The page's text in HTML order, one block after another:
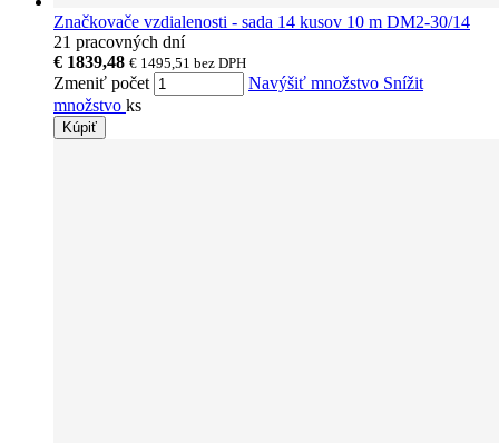
Značkovače vzdialenosti - sada 14 kusov 10 m DM2-30/14
21 pracovných dní
€ 1839,48 € 1495,51 bez DPH
Zmeniť počet Navýšiť množstvo Snížit
množstvo ks
Kúpiť